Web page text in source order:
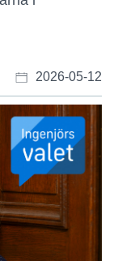
2026-05-12